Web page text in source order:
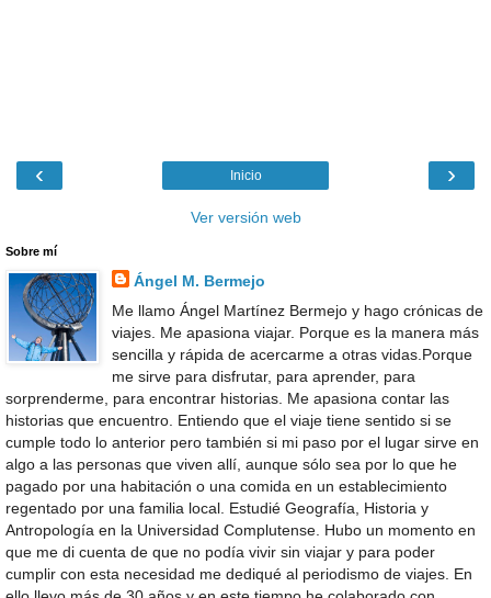
‹ ›
Inicio
Ver versión web
Sobre mí
Ángel M. Bermejo
Me llamo Ángel Martínez Bermejo y hago crónicas de
viajes. Me apasiona viajar. Porque es la manera más
sencilla y rápida de acercarme a otras vidas.Porque
me sirve para disfrutar, para aprender, para
sorprenderme, para encontrar historias. Me apasiona contar las
historias que encuentro. Entiendo que el viaje tiene sentido si se
cumple todo lo anterior pero también si mi paso por el lugar sirve en
algo a las personas que viven allí, aunque sólo sea por lo que he
pagado por una habitación o una comida en un establecimiento
regentado por una familia local. Estudié Geografía, Historia y
Antropología en la Universidad Complutense. Hubo un momento en
que me di cuenta de que no podía vivir sin viajar y para poder
cumplir con esta necesidad me dediqué al periodismo de viajes. En